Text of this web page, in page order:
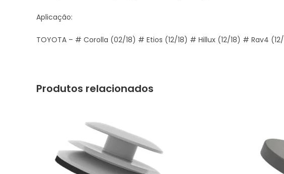
Aplicação:
TOYOTA – # Corolla (02/18) # Etios (12/18) # Hillux (12/18) # Rav4 (12/
Produtos relacionados